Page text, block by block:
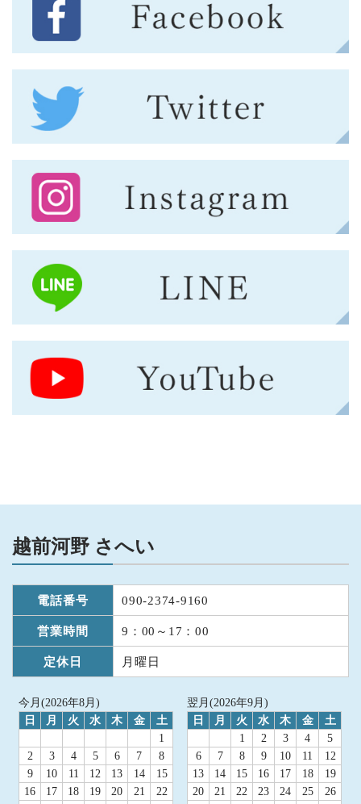
越前河野 さへい
電話番号 090-2374-9160
営業時間 9：00～17：00
定休日 月曜日
今月(2026年8月)
日
月 火 水 木 金
土
1
2
3 4 5 6 7
8
9
10 11 12 13 14
15
16
17 18 19 20 21
22
翌月(2026年9月)
日
月 火 水 木 金
土
1
2 3 4
5
6
7 8 9 10 11
12
13
14 15 16 17 18
19
20
21 22 23 24 25
26